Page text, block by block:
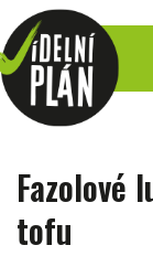
Fazolové
tofu